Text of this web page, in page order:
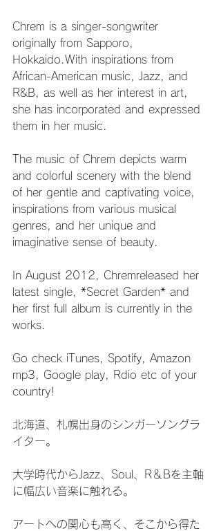
Chrem is a singer-songwriter
originally from Sapporo,
Hokkaido.With inspirations from
African-American music, Jazz, and
R&B, as well as her interest in art,
she has incorporated and expressed
them in her music.
The music of Chrem depicts warm
and colorful scenery with the blend
of her gentle and captivating voice,
inspirations from various musical
genres, and her unique and
imaginative sense of beauty.
In August 2012, Chremreleased her
latest single, *Secret Garden* and
her first full album is currently in the
works.
Go check iTunes, Spotify, Amazon
mp3, Google play, Rdio etc of your
country!
北海道、札幌出身のシンガーソングラ
イター。
大学時代からJazz、Soul、R＆Bを主軸
に幅広い音楽に触れる。
アートへの関心も高く、そこから得た